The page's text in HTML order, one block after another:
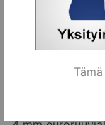
2 mm
4 mm